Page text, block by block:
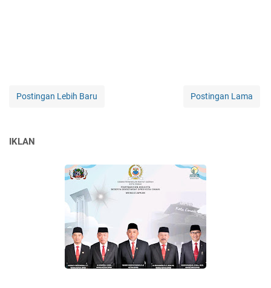
Postingan Lebih Baru Postingan Lama
IKLAN